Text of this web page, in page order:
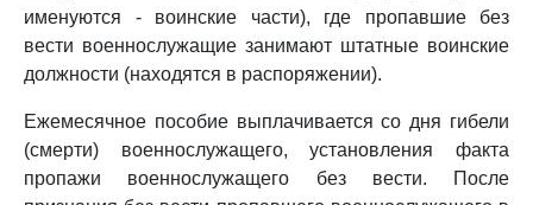
именуются - воинские части), где пропавшие без
вести военнослужащие занимают штатные воинские
должности (находятся в распоряжении).
Ежемесячное пособие выплачивается со дня гибели
(смерти) военнослужащего, установления факта
пропажи военнослужащего без вести. После